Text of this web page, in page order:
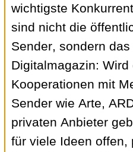
wichtigste
sind nicht die
Sender, sondern das
Digitalmagazin: Wird
Kooperationen mit
Sender wie Arte,
privaten Anbieter
für viele Ideen offen,